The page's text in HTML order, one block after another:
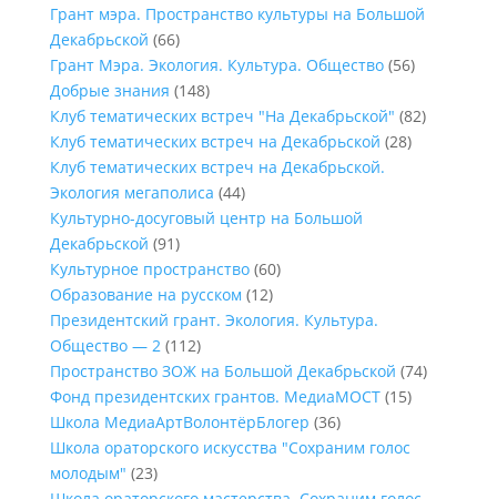
Грант мэра. Пространство культуры на Большой
Декабрьской (66)
Грант Мэра. Экология. Культура. Общество(56)
Добрые знания (148)
Клуб тематических встреч "На Декабрьской" (82)
Клуб тематических встреч на Декабрьской (28)
Клуб тематических встреч на Декабрьской.
Экология мегаполиса (44)
Культурно-досуговый центр на Большой
Декабрьской (91)
Культурное пространство(60)
Образование на русском (12)
Президентский грант. Экология. Культура.
Общество — 2(112)
Пространство ЗОЖ на Большой Декабрьской (74)
Фонд президентских грантов. МедиаМОСТ(15)
Школа МедиаАртВолонтёрБлогер (36)
Школа ораторского искусства "Сохраним голос
молодым" (23)